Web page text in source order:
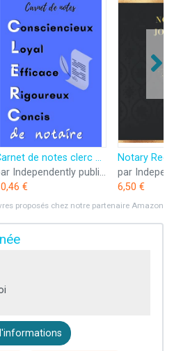
Carnet de notes clerc de notaire: Cahier pour assistant notarial - Cadeau collaborateur de notaire pour remercier - Carnet clerc pour noter souvenirs et activités
par Independently published
€
6,50 €
proposés chez notre partenaire Amazon